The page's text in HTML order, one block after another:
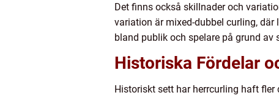
Det finns också skillnader och
variation är mixed-dubbel curling,
bland publik och spelare på grund
Historiska Fördelar
Historiskt sett har herrcurling haft